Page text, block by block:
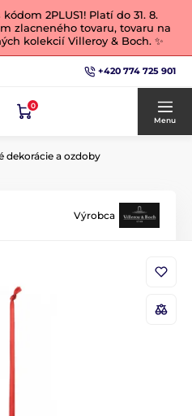
2PLUS1! Platí do 31. 8.
zlacneného tovaru, tovaru na
kolekcií Villeroy & Boch. ✨
+420 774 725 901
0
Menu
dekorácie a ozdoby
Výrobca